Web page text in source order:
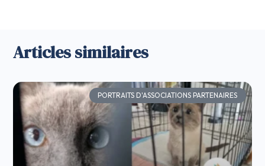
Articles similaires
PORTRAITS D'ASSOCIATIONS PARTENAIRES